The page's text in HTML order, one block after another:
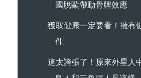
國脫歐帶動骨牌效應
獲取健康一定要看！擁有
件
這太誇張了！原來外星人